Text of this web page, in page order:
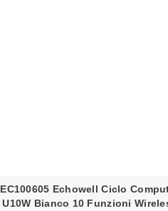
EC100605 Echowell Ciclo
U10W Bianco 10 Funzioni